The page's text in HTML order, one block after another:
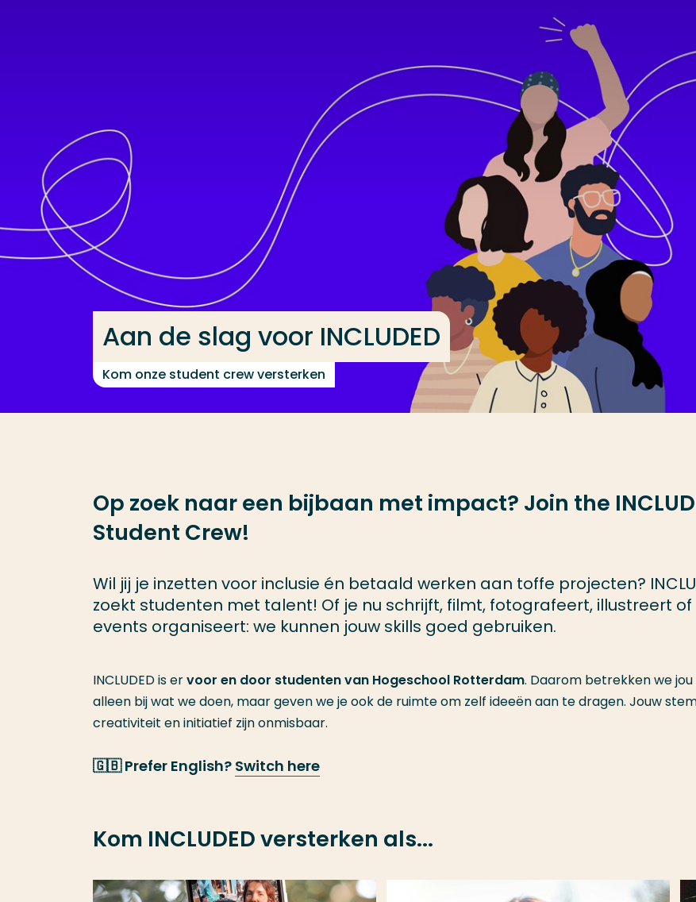
Aan de slag voor INCLUDED
Kom onze student crew versterken
Op zoek naar een bijbaan met impact? Join the
Student Crew!
Wil jij je inzetten voor inclusie én betaald werken aan toffe projecten?
zoekt studenten met talent! Of je nu schrijft, filmt, fotografeert, illustreert of
events organiseert: we kunnen jouw skills goed gebruiken.
INCLUDED is ervoor en door studenten van Hogeschool Rotterdam. Daarom betrekken we jou
alleen bij wat we doen, maar geven we je ook de ruimte om zelf ideeën aan te dragen. Jouw
creativiteit en initiatief zijn onmisbaar.
🇬🇧 Prefer English? Switch here
Kom INCLUDED versterken als...
Opleiding
Contact